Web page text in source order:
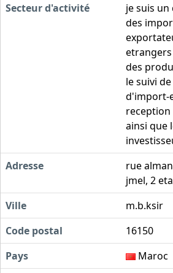
Secteur d'activité
je suis
des
des
le suivi
d'import-
reception
ainsi que
Adresse
rue
jmel, 2
Ville
m.b.ksir
Code postal
16150
Pays
Maroc